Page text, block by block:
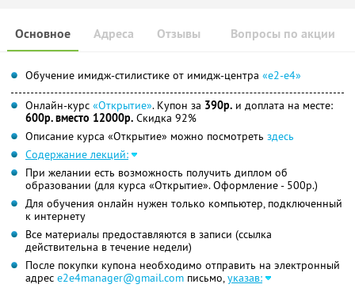
Основное Отзывы Вопросы по акции
Адреса
Обучение имидж-стилистике от имидж-центра «е2-е4»
Онлайн-курс «Открытие». Купон за 390р. и доплата на месте:
600р. вместо 12000р. Скидка 92%
Описание курса «Открытие» можно посмотреть здесь
Содержание лекций:
При желании есть возможность получить диплом об
образовании (для курса «Открытие». Оформление - 500р.)
Для обучения онлайн нужен только компьютер, подключенный
к интернету
Все материалы предоставляются в записи (ссылка
действительна в течение недели)
После покупки купона необходимо отправить на электронный
адрес e2e4manager@gmail.com письмо,указав: